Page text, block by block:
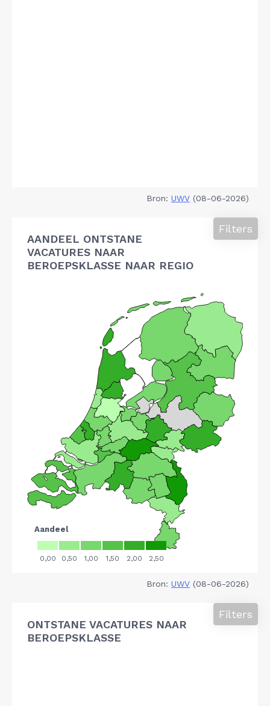
Bron: UWV (08-06-2026)
AANDEEL ONTSTANE
VACATURES NAAR
BEROEPSKLASSE NAAR REGIO
Filters
Bron: UWV (08-06-2026)
ONTSTANE VACATURES NAAR
BEROEPSKLASSE
Filters